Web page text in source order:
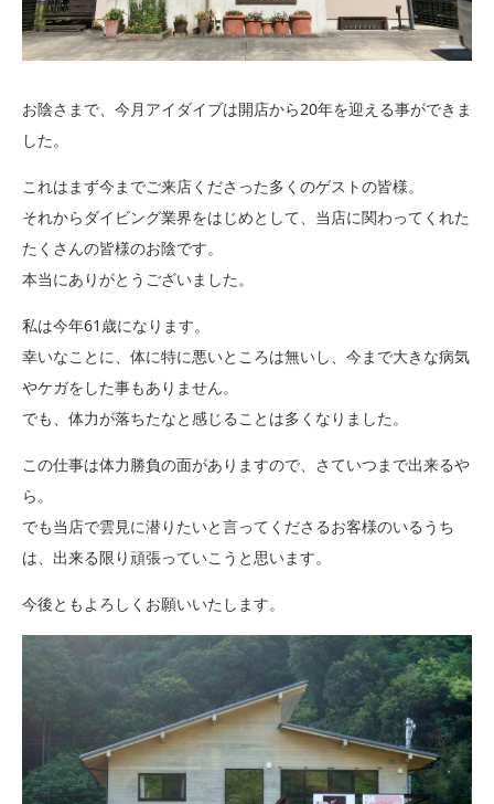
お陰さまで、今月アイダイブは開店から20年を迎える事ができま
した。
これはまず今までご来店くださった多くのゲストの皆様。
それからダイビング業界をはじめとして、当店に関わってくれた
たくさんの皆様のお陰です。
本当にありがとうございました。
私は今年61歳になります。
幸いなことに、体に特に悪いところは無いし、今まで大きな病気
やケガをした事もありません。
でも、体力が落ちたなと感じることは多くなりました。
この仕事は体力勝負の面がありますので、さていつまで出来るや
ら。
でも当店で雲見に潜りたいと言ってくださるお客様のいるうち
は、出来る限り頑張っていこうと思います。
今後ともよろしくお願いいたします。